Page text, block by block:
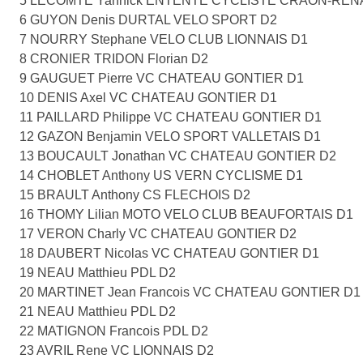
6 GUYON Denis DURTAL VELO SPORT D2
7 NOURRY Stephane VELO CLUB LIONNAIS D1
8 CRONIER TRIDON Florian D2
9 GAUGUET Pierre VC CHATEAU GONTIER D1
10 DENIS Axel VC CHATEAU GONTIER D1
11 PAILLARD Philippe VC CHATEAU GONTIER D1
12 GAZON Benjamin VELO SPORT VALLETAIS D1
13 BOUCAULT Jonathan VC CHATEAU GONTIER D2
14 CHOBLET Anthony US VERN CYCLISME D1
15 BRAULT Anthony CS FLECHOIS D2
16 THOMY Lilian MOTO VELO CLUB BEAUFORTAIS D1
17 VERON Charly VC CHATEAU GONTIER D2
18 DAUBERT Nicolas VC CHATEAU GONTIER D1
19 NEAU Matthieu PDL D2
20 MARTINET Jean Francois VC CHATEAU GONTIER D1
21 NEAU Matthieu PDL D2
22 MATIGNON Francois PDL D2
23 AVRIL Rene VC LIONNAIS D2